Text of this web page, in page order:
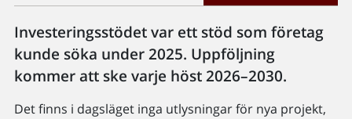
Investeringsstödet var ett stöd som företag
kunde söka under 2025. Uppföljning
kommer att ske varje höst 2026–2030.
Det finns i dagsläget inga utlysningar för nya projekt,